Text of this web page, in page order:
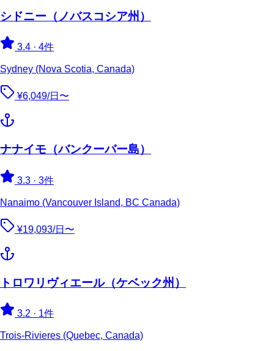
シドニー（ノバスコシア州）
3.4 · 4件
Sydney (Nova Scotia, Canada)
¥6,049/日〜
ナナイモ（バンクーバー島）
3.3 · 3件
Nanaimo (Vancouver Island, BC Canada)
¥19,093/日〜
トロワリヴィエール（ケベック州）
3.2 · 1件
Trois-Rivieres (Quebec, Canada)